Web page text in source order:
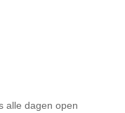
alle dagen open